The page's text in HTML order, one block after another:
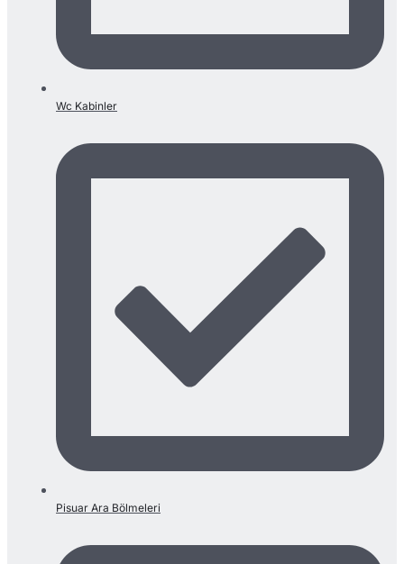
Wc Kabinler
Pisuar Ara Bölmeleri